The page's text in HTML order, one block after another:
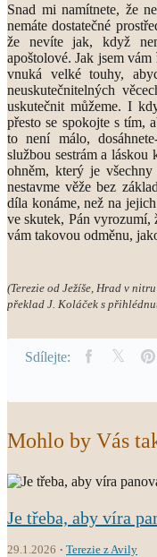
Snad mi namítnete, že
nemáte dostatečné
že nevíte jak, když
apoštolové. Jak jsem
vnuká velké touhy,
neuskutečnitelných
uskutečnit můžeme. I
přesto se spokojte s tím,
to není málo,
službou sestrám a láskou
ohněm, který je
nestavme věže bez
díla konáme, než na
ve skutek, Pán vyrozumí,
vám takovou odměnu,
(Terezie od Ježíše, Hrad v
překlad J. Koláček s
Sdílejte:
Mohlo by Vás
Je třeba, aby víra
29.1.2026 Terezie z Avily